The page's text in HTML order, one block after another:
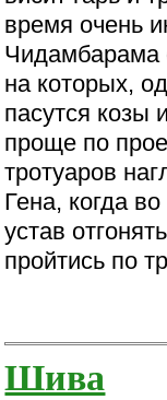
время очень
Чидамбарама
на которых,
пасутся козы
проще по
тротуаров
Гена, когда
устав
пройтись по
Шива